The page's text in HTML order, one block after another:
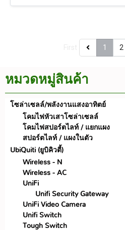
1 2
หมวดหมู่สินค้า
โซล่าเซลล์/พลังงานแสงอาทิตย์
โคมไฟหัวเสาโซล่าเซลล์
โคมไฟสปอร์ตไลท์ / แยกแผง
สปอร์ตไลท์ / แผงในตัว
UbiQuiti (ยูบิคิวตี้)
Wireless - N
Wireless - AC
UniFi
Unifi Security Gateway
UniFi Video Camera
Unifi Switch
Tough Switch